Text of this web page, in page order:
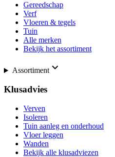
Gereedschap
Verf
Vloeren & tegels
Tuin
Alle merken
Bekijk het assortiment
Assortiment
Klusadvies
Verven
Isoleren
Tuin aanleg en onderhoud
Vloer leggen
Wanden
Bekijk alle klusadviezen